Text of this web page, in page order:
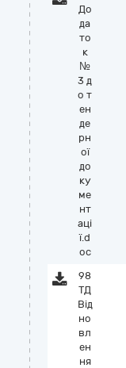
До
да
то
к
№
3 д
о т
ен
де
рн
ої
до
ку
ме
нт
аці
ї.d
oc
98
ТД
Від
но
вл
ен
ня